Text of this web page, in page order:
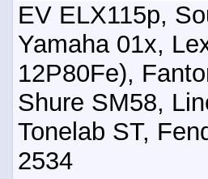
EV ELX115p,
Yamaha 01x,
12P80Fe),
Shure SM58,
Tonelab ST,
2534